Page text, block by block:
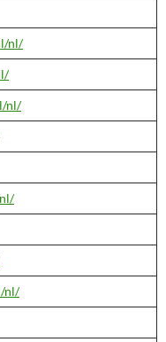
nl/
nl/
nl/